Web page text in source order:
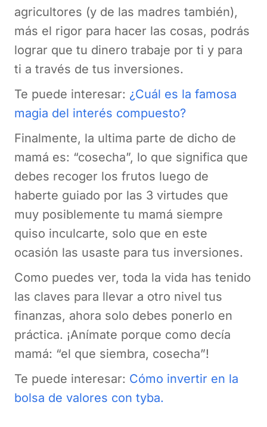
agricultores (y de las madres también),
más el rigor para hacer las cosas, podrás
lograr que tu dinero trabaje por ti y para
ti a través de tus inversiones.
Te puede interesar: ¿Cuál es la famosa
magia del interés compuesto?
Finalmente, la ultima parte de dicho de
mamá es: “cosecha”, lo que significa que
debes recoger los frutos luego de
haberte guiado por las 3 virtudes que
muy posiblemente tu mamá siempre
quiso inculcarte, solo que en este
ocasión las usaste para tus inversiones.
Como puedes ver, toda la vida has tenido
las claves para llevar a otro nivel tus
finanzas, ahora solo debes ponerlo en
práctica. ¡Anímate porque como decía
mamá: “el que siembra, cosecha”!
Te puede interesar: Cómo invertir en la
bolsa de valores con tyba.